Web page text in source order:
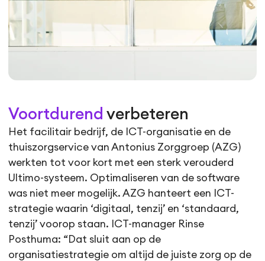
Voortdurend verbeteren
Het facilitair bedrijf, de ICT-organisatie en de
thuiszorgservice van Antonius Zorggroep (AZG)
werkten tot voor kort met een sterk verouderd
Ultimo-systeem. Optimaliseren van de software
was niet meer mogelijk. AZG hanteert een ICT-
strategie waarin ‘digitaal, tenzij’ en ‘standaard,
tenzij’ voorop staan. ICT-manager Rinse
Posthuma: “Dat sluit aan op de
organisatiestrategie om altijd de juiste zorg op de